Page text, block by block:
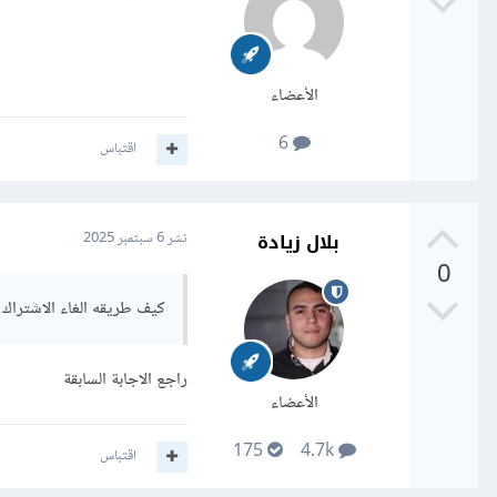
الأعضاء
6
اقتباس
0
بلال زيادة
الأعضاء
4.7k
175
نشر6 سبتمبر 2025
كيف طريقه الغاء
راجع الاجابة السابقة
اقتباس